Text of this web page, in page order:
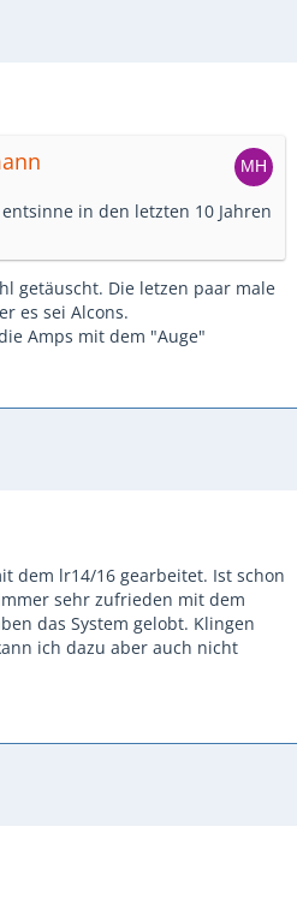
in den letzten 10 Jahren
getäuscht. Die letzen paar male
es sei Alcons.
Amps mit dem "Auge"
dem lr14/16 gearbeitet. Ist schon
sehr zufrieden mit dem
das System gelobt. Klingen
ich dazu aber auch nicht